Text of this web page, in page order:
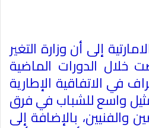
إلى أن وزارة التغير
خلال الدورات الماضية
في الاتفاقية الإطارية
واسع للشباب في فرق
والفنيين، بالإضافة إلى